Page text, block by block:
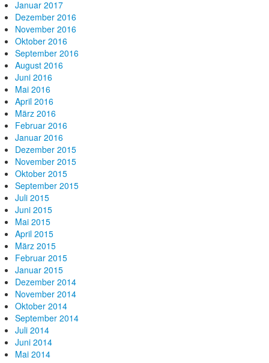
Januar 2017
Dezember 2016
November 2016
Oktober 2016
September 2016
August 2016
Juni 2016
Mai 2016
April 2016
März 2016
Februar 2016
Januar 2016
Dezember 2015
November 2015
Oktober 2015
September 2015
Juli 2015
Juni 2015
Mai 2015
April 2015
März 2015
Februar 2015
Januar 2015
Dezember 2014
November 2014
Oktober 2014
September 2014
Juli 2014
Juni 2014
Mai 2014